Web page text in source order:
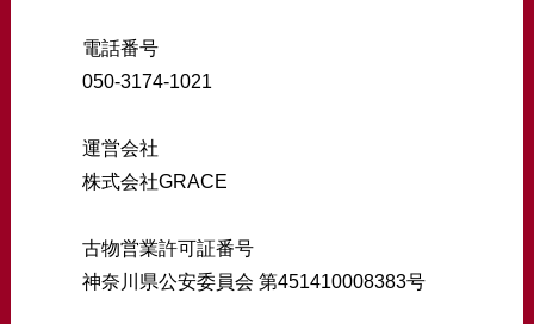
電話番号
050-3174-1021
運営会社
株式会社GRACE
古物営業許可証番号
神奈川県公安委員会 第451410008383号